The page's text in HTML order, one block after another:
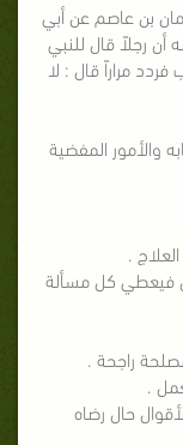
بن عاصم عن أبي
أن رجلاً قال للنبي
مراراً قال : لا
والأمور المفضية
فيعطي كل مسألة
حال رضاه